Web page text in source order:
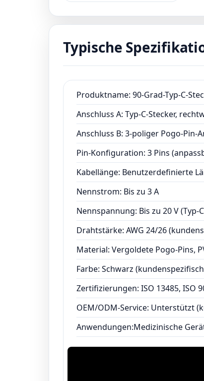
Typische
Produktname: 90-Grad-Typ-C-
Anschluss A: Typ-C-Stecker,
Anschluss B: 3-poliger Pogo-Pin-
Pin-Konfiguration: 3 Pins
Kabellänge: Benutzerdefinierte
Nennstrom: Bis zu 3 A
Nennspannung: Bis zu 20 V (Typ-
Drahtstärke: AWG 24/26
Material: Vergoldete Pogo-Pins,
Farbe: Schwarz
Zertifizierungen: ISO 13485, ISO
OEM/ODM-Service: Unterstützt
Anwendungen:Medizinische